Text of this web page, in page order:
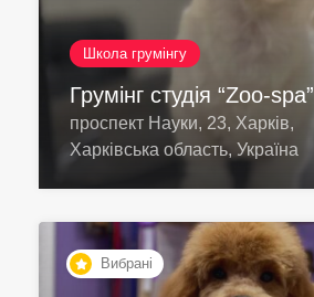
Школа грумінгу
Грумінг студія “Zoo-spa”
проспект Науки, 23, Харків,
Харківська область, Україна
Вибрані